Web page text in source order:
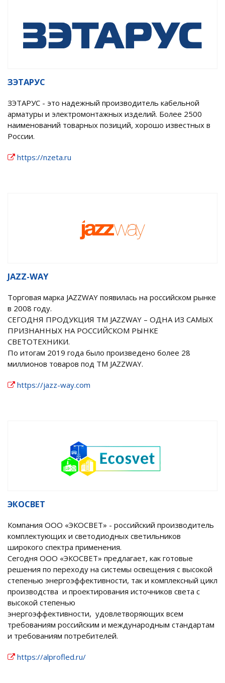
ЗЭТАРУС
ЗЭТАРУС - это надежный производитель кабельной
арматуры и электромонтажных изделий. Более 2500
наименований товарных позиций, хорошо известных в
России.
https://nzeta.ru
JAZZ-WAY
Торговая марка JAZZWAY появилась на российском рынке
в 2008 году.
СЕГОДНЯ ПРОДУКЦИЯ ТМ JAZZWAY – ОДНА ИЗ САМЫХ
ПРИЗНАННЫХ НА РОССИЙСКОМ РЫНКЕ
СВЕТОТЕХНИКИ.
По итогам 2019 года было произведено более 28
миллионов товаров под ТМ JAZZWAY.
https://jazz-way.com
ЭКОСВЕТ
Компания ООО «ЭКОСВЕТ» - российский производитель
комплектующих и светодиодных светильников
широкого спектра применения.
Сегодня ООО «ЭКОСВЕТ» предлагает, как готовые
решения по переходу на системы освещения с высокой
степенью энергоэффективности, так и комплексный цикл
производства и проектирования источников света с
высокой степенью
энергоэффективности, удовлетворяющих всем
требованиям российским и международным стандартам
и требованиям потребителей.
https://alprofled.ru/